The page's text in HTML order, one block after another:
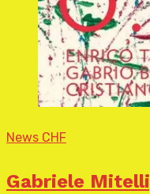
News CHF
Gabriele